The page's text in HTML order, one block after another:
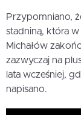
Przypomniano,
stadniną, która
Michałów
zazwyczaj na
lata wcześniej,
napisano.